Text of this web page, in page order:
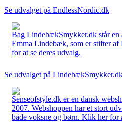
Se udvalget på EndlessNordic.dk
Bag LindebækSmykker.dk står en
Emma Lindebæk, som er stifter
for at se deres udvalg.
Se udvalget på
Senseofstyle.dk er en dansk
2007. Webshoppen har et stort
både voksne og børn. Klik her for